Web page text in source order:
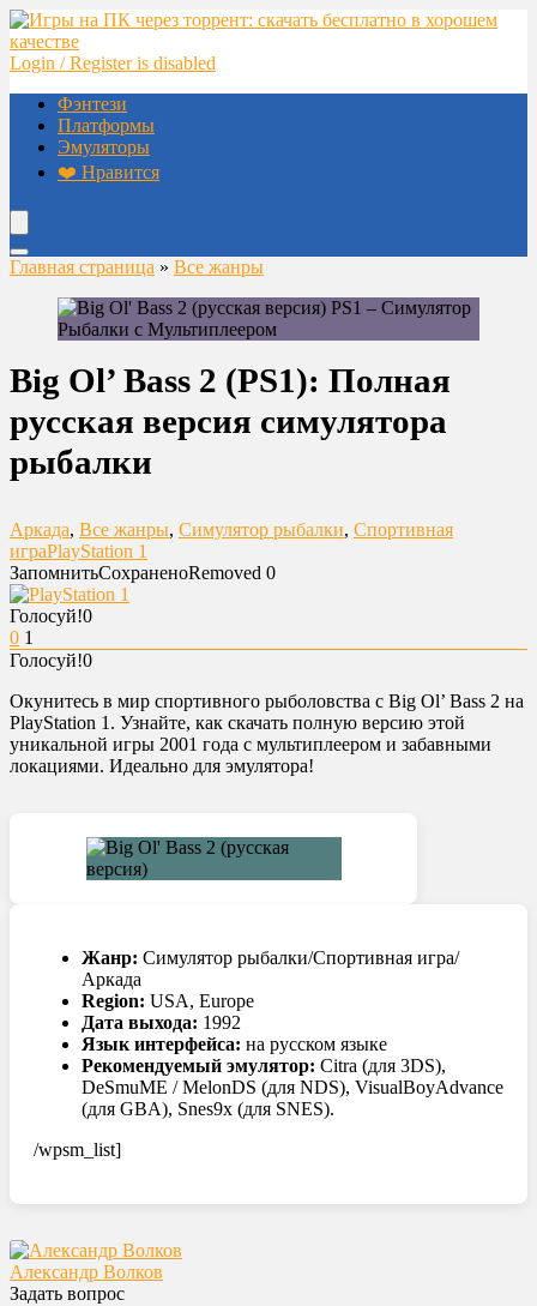
Login / Register is disabled
Фэнтези
Платформы
Эмуляторы
❤️ Нравится
Главная страница » Все жанры
Big Ol’ Bass 2 (PS1): Полная
русская версия симулятора
рыбалки
Аркада, Все жанры, Симулятор рыбалки, Спортивная
играPlayStation 1
ЗапомнитьСохраненоRemoved 0
Голосуй!0
0 1
Голосуй!0
Окунитесь в мир спортивного рыболовства с Big Ol’ Bass 2 на
PlayStation 1. Узнайте, как скачать полную версию этой
уникальной игры 2001 года с мультиплеером и забавными
локациями. Идеально для эмулятора!
Жанр: Симулятор рыбалки/Спортивная игра/
Аркада
Region: USA, Europe
Дата выхода: 1992
Язык интерфейса: на русском языке
Рекомендуемый эмулятор: Citra (для 3DS),
DeSmuME / MelonDS (для NDS), VisualBoyAdvance
(для GBA), Snes9x (для SNES).
/wpsm_list]
Александр Волков
Задать вопрос